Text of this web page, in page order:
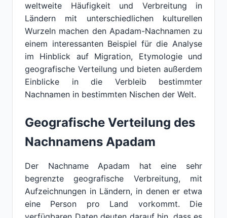
weltweite Häufigkeit und Verbreitung in
Ländern mit unterschiedlichen kulturellen
Wurzeln machen den Apadam-Nachnamen zu
einem interessanten Beispiel für die Analyse
im Hinblick auf Migration, Etymologie und
geografische Verteilung und bieten außerdem
Einblicke in die Verbleib bestimmter
Nachnamen in bestimmten Nischen der Welt.
Geografische Verteilung des
Nachnamens Apadam
Der Nachname Apadam hat eine sehr
begrenzte geografische Verbreitung, mit
Aufzeichnungen in Ländern, in denen er etwa
eine Person pro Land vorkommt. Die